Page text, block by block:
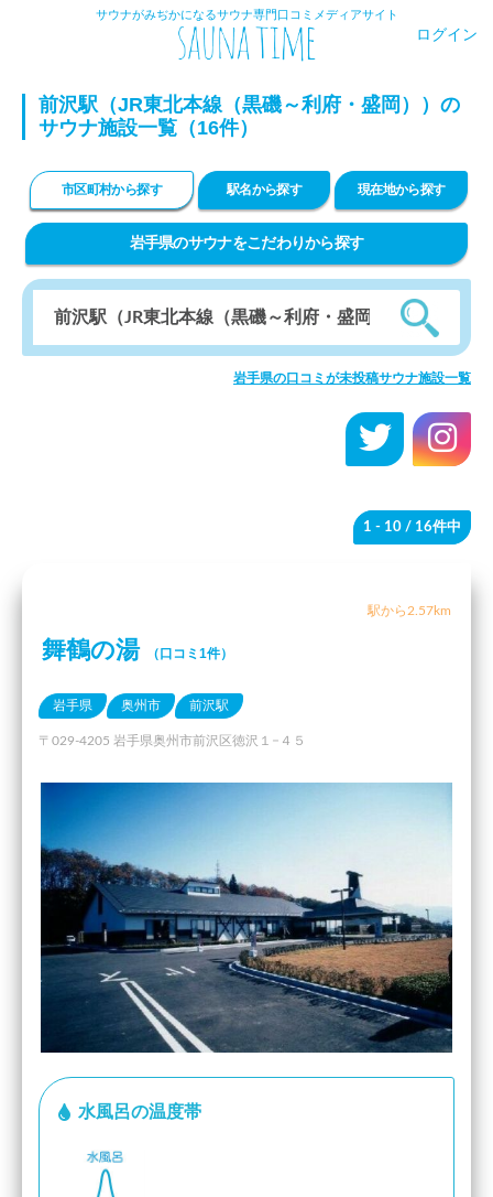
サウナがみぢかになるサウナ専門口コミメディアサイト
ログイン
前沢駅（JR東北本線（黒磯～利府・盛岡））の
サウナ施設一覧（16件）
市区町村から探す 駅名から探す 現在地から探す
岩手県のサウナをこだわりから探す
岩手県の口コミが未投稿サウナ施設一覧
1 - 10 / 16件中
駅から2.57km
舞鶴の湯 （口コミ1件）
岩手県 奥州市 前沢駅
〒029-4205 岩手県奥州市前沢区徳沢１−４５
水風呂の温度帯